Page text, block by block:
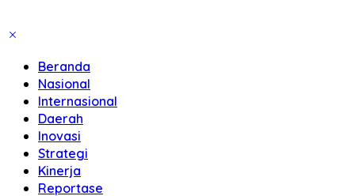
Beranda
Nasional
Internasional
Daerah
Inovasi
Strategi
Kinerja
Reportase